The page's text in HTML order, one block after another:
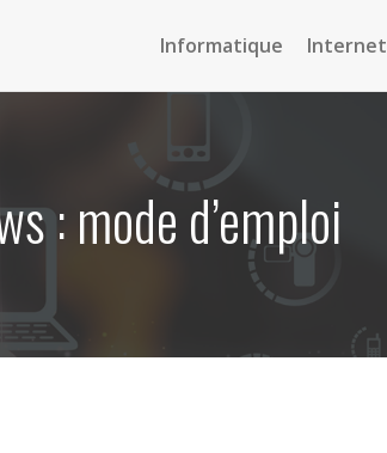
Informatique Internet
: mode d’emploi